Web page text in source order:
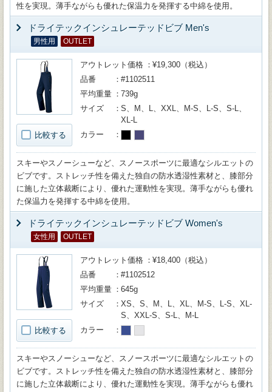
性を実現。薄手ながらも優れた保温力を発揮する中綿を使用。
ドライテックインシュレーテッドビブ Men's
男性用 OUTLET
比較する
アウトレット価格
¥19,300（税込）
品番
#1102511
平均重量
739g
サイズ
S、M、L、XXL、M-S、L-S、S-L、
XL-L
カラー
スキーやスノーシューなど、スノースポーツに最適なシルエットの
ビブです。ストレッチ性を備えた独自の防水透湿性素材と、膝部分
に施した立体裁断により、優れた運動性を実現。薄手ながらも優れ
た保温力を発揮する中綿を使用。
ドライテックインシュレーテッドビブ Women's
女性用 OUTLET
比較する
アウトレット価格
¥18,400（税込）
品番
#1102512
平均重量
645g
サイズ
XS、S、M、L、XL、M-S、L-S、XL-
S、XXL-S、S-L、M-L
カラー
スキーやスノーシューなど、スノースポーツに最適なシルエットの
ビブです。ストレッチ性を備えた独自の防水透湿性素材と、膝部分
に施した立体裁断により、優れた運動性を実現。薄手ながらも優れ